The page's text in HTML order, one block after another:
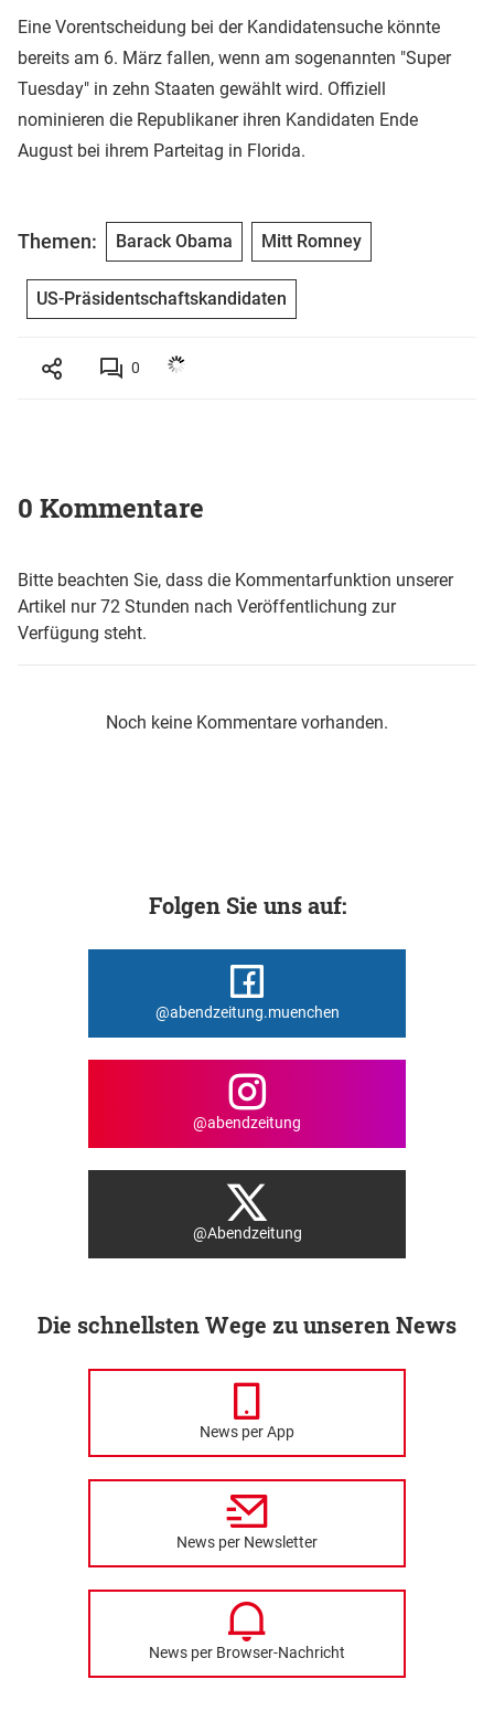
Eine Vorentscheidung bei der Kandidatensuche könnte
bereits am 6. März fallen, wenn am sogenannten "Super
Tuesday" in zehn Staaten gewählt wird. Offiziell
nominieren die Republikaner ihren Kandidaten Ende
August bei ihrem Parteitag in Florida.
Themen: Barack Obama Mitt Romney
US-Präsidentschaftskandidaten
0
0 Kommentare
Bitte beachten Sie, dass die Kommentarfunktion unserer
Artikel nur 72 Stunden nach Veröffentlichung zur
Verfügung steht.
Noch keine Kommentare vorhanden.
Folgen Sie uns auf:
@abendzeitung.muenchen
@abendzeitung
@Abendzeitung
Die schnellsten Wege zu unseren News
News per App
News per Newsletter
News per Browser-Nachricht